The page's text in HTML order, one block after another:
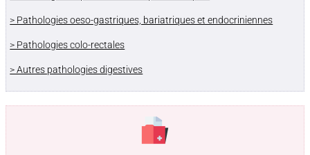
> Pathologies oeso-gastriques, bariatriques et endocriniennes
> Pathologies colo-rectales
> Autres pathologies digestives